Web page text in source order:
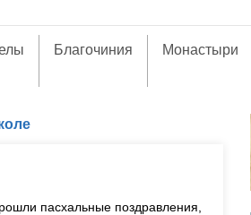
Благочиния Монастыри
пасхальные поздравления,